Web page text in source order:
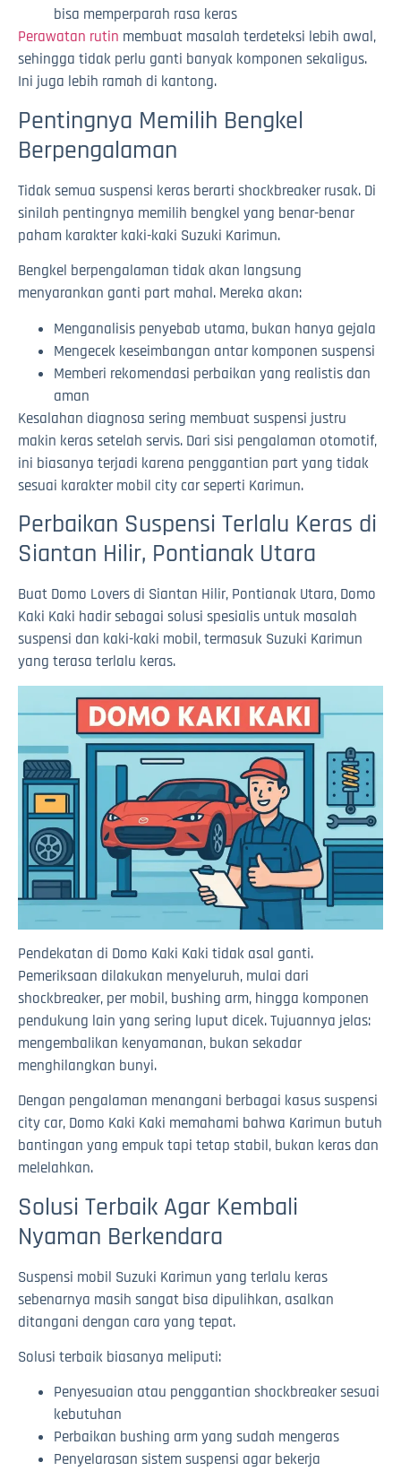
bisa memperparah rasa keras
Perawatan rutin membuat masalah terdeteksi lebih awal,
sehingga tidak perlu ganti banyak komponen sekaligus.
Ini juga lebih ramah di kantong.
Pentingnya Memilih Bengkel
Berpengalaman
Tidak semua suspensi keras berarti shockbreaker rusak. Di
sinilah pentingnya memilih bengkel yang benar-benar
paham karakter kaki-kaki Suzuki Karimun.
Bengkel berpengalaman tidak akan langsung
menyarankan ganti part mahal. Mereka akan:
Menganalisis penyebab utama, bukan hanya gejala
Mengecek keseimbangan antar komponen suspensi
Memberi rekomendasi perbaikan yang realistis dan
aman
Kesalahan diagnosa sering membuat suspensi justru
makin keras setelah servis. Dari sisi pengalaman otomotif,
ini biasanya terjadi karena penggantian part yang tidak
sesuai karakter mobil city car seperti Karimun.
Perbaikan Suspensi Terlalu Keras di
Siantan Hilir, Pontianak Utara
Buat Domo Lovers di Siantan Hilir, Pontianak Utara, Domo
Kaki Kaki hadir sebagai solusi spesialis untuk masalah
suspensi dan kaki-kaki mobil, termasuk Suzuki Karimun
yang terasa terlalu keras.
Pendekatan di Domo Kaki Kaki tidak asal ganti.
Pemeriksaan dilakukan menyeluruh, mulai dari
shockbreaker, per mobil, bushing arm, hingga komponen
pendukung lain yang sering luput dicek. Tujuannya jelas:
mengembalikan kenyamanan, bukan sekadar
menghilangkan bunyi.
Dengan pengalaman menangani berbagai kasus suspensi
city car, Domo Kaki Kaki memahami bahwa Karimun butuh
bantingan yang empuk tapi tetap stabil, bukan keras dan
melelahkan.
Solusi Terbaik Agar Kembali
Nyaman Berkendara
Suspensi mobil Suzuki Karimun yang terlalu keras
sebenarnya masih sangat bisa dipulihkan, asalkan
ditangani dengan cara yang tepat.
Solusi terbaik biasanya meliputi:
Penyesuaian atau penggantian shockbreaker sesuai
kebutuhan
Perbaikan bushing arm yang sudah mengeras
Penyelarasan sistem suspensi agar bekerja